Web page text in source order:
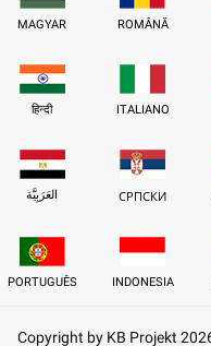
MAGYAR ROMÂNĂ
हिन्दी ITALIANO
العَرَبِيَّة СРПСКИ
PORTUGUÊS INDONESIA
Copyright by KB Projekt